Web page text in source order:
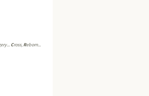
Cross, Reborn...